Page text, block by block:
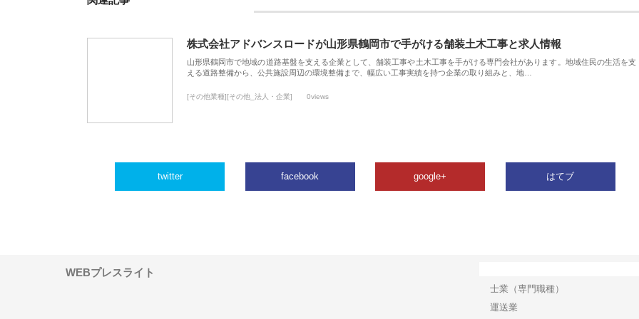
株式会社アドバンスロードが山形県鶴岡市で手がける舗装土木工事と求人情報
山形県鶴岡市で地域の道路基盤を支える企業として、舗装工事や土木工事を手がける専門会社があります。地域住民の生活を支
える道路整備から、公共施設周辺の環境整備まで、幅広い工事実績を持つ企業の取り組みと、地…
[その他業種][その他_法人・企業] 0views
twitter facebook google+ はてブ
WEBプレスライト
士業（専門職種）
運送業